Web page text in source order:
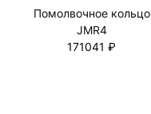
Помолвочное кольцо
JMR4
171041 ₽